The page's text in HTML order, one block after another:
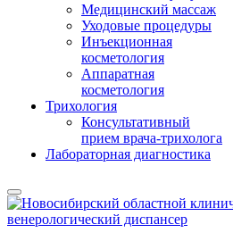
Медицинский массаж
Уходовые процедуры
Инъекционная
косметология
Аппаратная
косметология
Трихология
Консультативный
прием врача-трихолога
Лабораторная диагностика